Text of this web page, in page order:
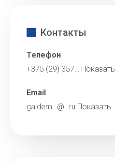
Контакты
Телефон
+375 (29) 357… Показать
Email
galdem…@…ru Показать